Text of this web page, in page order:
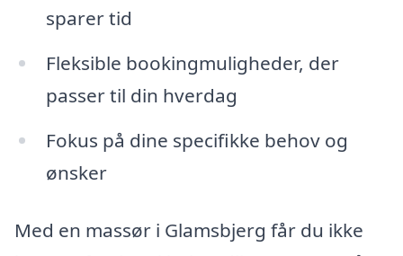
sparer tid
Fleksible bookingmuligheder, der
passer til din hverdag
Fokus på dine specifikke behov og
ønsker
Med en massør i Glamsbjerg får du ikke